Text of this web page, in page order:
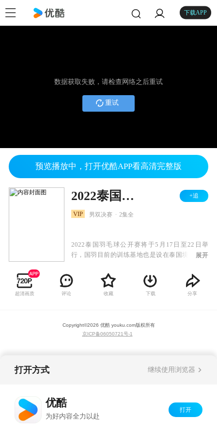
下载APP
数据获取失败，请检查网络之后重试
重试
预览播放中，打开优酷APP看高清完整版
2022泰国羽毛球公开赛 男双决赛 保木卓朗/小林优吾VS阿尔菲安/阿迪安托 +追
VIP 男双决赛 2集全
2022泰国羽毛球公开赛将于5月17日至22日举
行，国羽目前的训练基地也是设在泰国境内，可
容，全主力36人参赛，目标直指五冠。国羽混双
王牌郑思维和黄雅琼在不断拆分后将再次重组，
男单陆光祖再挑大梁，女单陈雨菲压阵，冯彦哲
展开
超清画质 评论 收藏 下载 分享
Copyright©2026 优酷 youku.com版权所有
京ICP备06050721号-1
打开方式 继续使用浏览器
优酷
为好内容全力以赴
打开